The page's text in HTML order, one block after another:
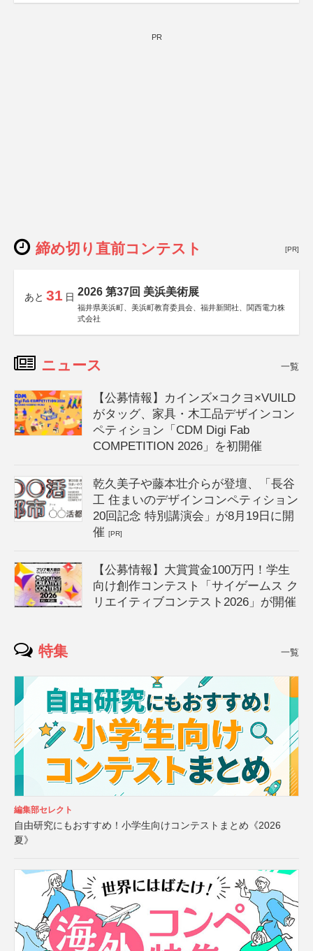
PR
締め切り直前コンテスト [PR]
あと 31 日 2026 第37回 美浜美術展
福井県美浜町、美浜町教育委員会、福井新聞社、関西電力株
式会社
ニュース 一覧
【公募情報】カインズ×コクヨ×VUILD
がタッグ、家具・木工品デザインコン
ペティション「CDM Digi Fab
COMPETITION 2026」を初開催
乾久美子や藤本壮介らが登壇、「長谷
工 住まいのデザインコンペティション
20回記念 特別講演会」が8月19日に開
催[PR]
【公募情報】大賞賞金100万円！学生
向け創作コンテスト「サイゲームス ク
リエイティブコンテスト2026」が開催
特集 一覧
編集部セレクト
自由研究にもおすすめ！小学生向けコンテストまとめ《2026
夏》